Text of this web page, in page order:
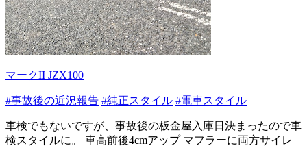
マークII JZX100
#事故後の近況報告 #純正スタイル #電車スタイル
車検でもないですが、事故後の板金屋入庫日決まったので車
検スタイルに。 車高前後4cmアップ マフラーに両方サイレ